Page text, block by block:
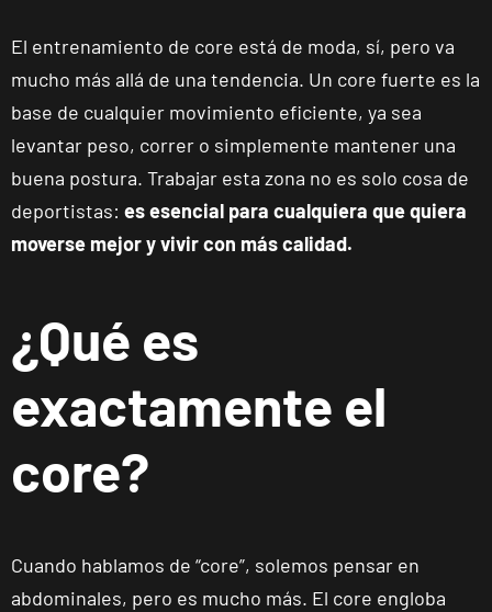
El entrenamiento de core está de moda, sí, pero va
mucho más allá de una tendencia. Un core fuerte es la
base de cualquier movimiento eficiente, ya sea
levantar peso, correr o simplemente mantener una
buena postura. Trabajar esta zona no es solo cosa de
deportistas: es esencial para cualquiera que quiera
moverse mejor y vivir con más calidad.
¿Qué es
exactamente el
core?
Cuando hablamos de “core”, solemos pensar en
abdominales, pero es mucho más. El core engloba